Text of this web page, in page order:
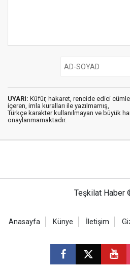
UYARI: Küfür, hakaret, rencide edici
içeren, imla kuralları ile yazılmamış,
Türkçe karakter kullanılmayan ve büyük
onaylanmamaktadır.
Teşkilat Haber
Anasayfa Künye İletişim